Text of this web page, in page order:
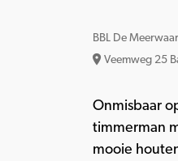
BBL De
Veemweg 25
Onmisbaar
timmerman
mooie